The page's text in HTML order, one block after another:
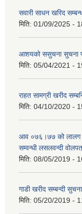
सवारी साधन खरिद
मिति: 01/09/2025 -
आशयको ससुचना सुचना
मिति: 05/04/2021 -
राहत सामग्री खरीद
मिति: 04/10/2020 -
आव ०७६।७७ को लालग
सम्वन्धी लसलवन्दी
मिति: 08/05/2019 -
गाडी खरीद सम्बन्दी सुचना
मिति: 05/20/2019 -